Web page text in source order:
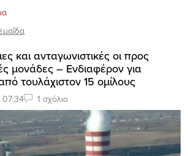
και ανταγωνιστικές οι προς
μονάδες – Ενδιαφέρον για
τουλάχιστον 15 ομίλους
07:34 1 σχόλιο